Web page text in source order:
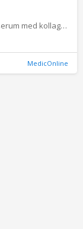
Anti-age serum med kollagen mot rynkor
MedicOnline